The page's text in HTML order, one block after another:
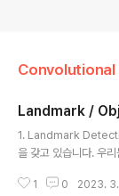
Landmark /
1. Landmark
을 갖고 있습니다. 우
자리, 코의 가장 자리,
1 0 2023.